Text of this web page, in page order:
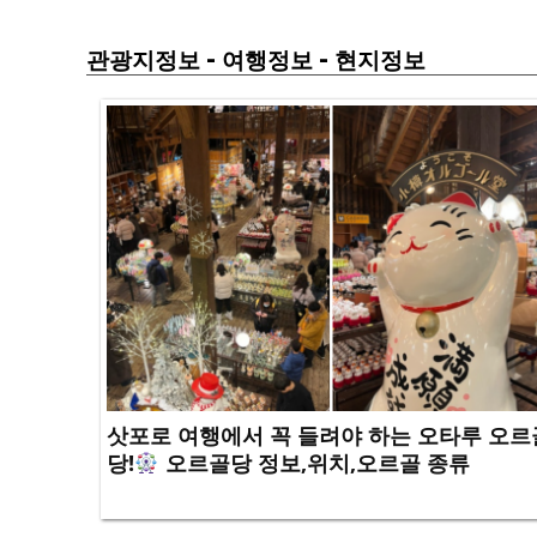
관광지정보 - 여행정보 - 현지정보
삿포로 여행에서 꼭 들려야 하는 오타루 오르
당!
오르골당 정보,위치,오르골 종류